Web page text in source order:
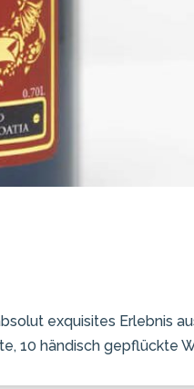
exquisites Erlebnis
10 händisch gepflückte